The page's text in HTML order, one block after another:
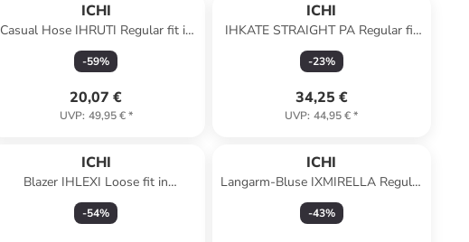
ICHI
Casual Hose IHRUTI Regular fit in
Crystal Gray
-59%
20,07 €
UVP: 49,95 €*
ICHI
IHKATE STRAIGHT PA Regular fit
in Total Eclipse
-23%
34,25 €
UVP: 44,95 €*
ICHI
Blazer IHLEXI Loose fit in
Greenbriar
-54%
ICHI
Langarm-Bluse IXMIRELLA Regular
fit in Black
-43%